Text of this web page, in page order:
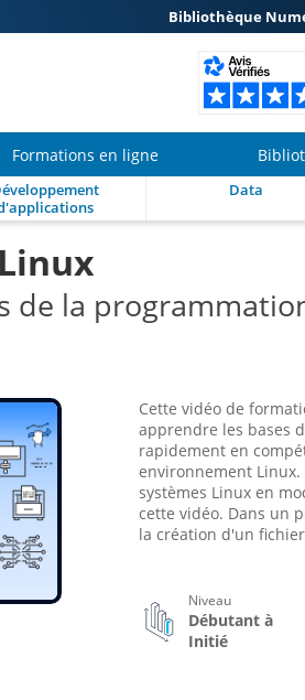
Bibliothèque
Formations en ligne
Data
de la
Cette vidéo de
apprendre les bases
rapidement en
environnement
systèmes Linux en
cette vidéo. Dans un
la création d'un
Niveau
Débutant à
Initié